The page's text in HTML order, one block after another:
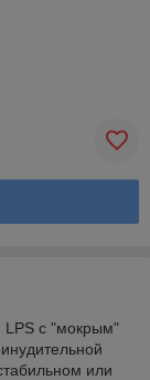
LPS с "мокрым"
или